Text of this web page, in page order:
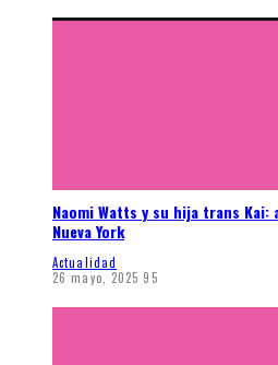
Naomi Watts y su hija trans
Nueva York
Actualidad
26 mayo, 2025 95